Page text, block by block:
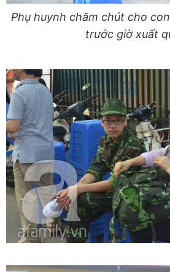
Phụ huynh chăm chút cho
trước giờ xuất